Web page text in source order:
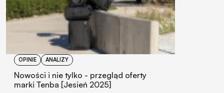
OPINIE ANALIZY
Nowości i nie tylko - przegląd oferty
marki Tenba [Jesień 2025]